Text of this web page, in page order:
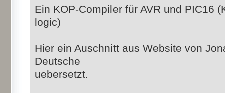
Ein KOP-Compiler für AVR und PIC16
logic)
Hier ein Auschnitt aus Website von
Deutsche
uebersetzt.